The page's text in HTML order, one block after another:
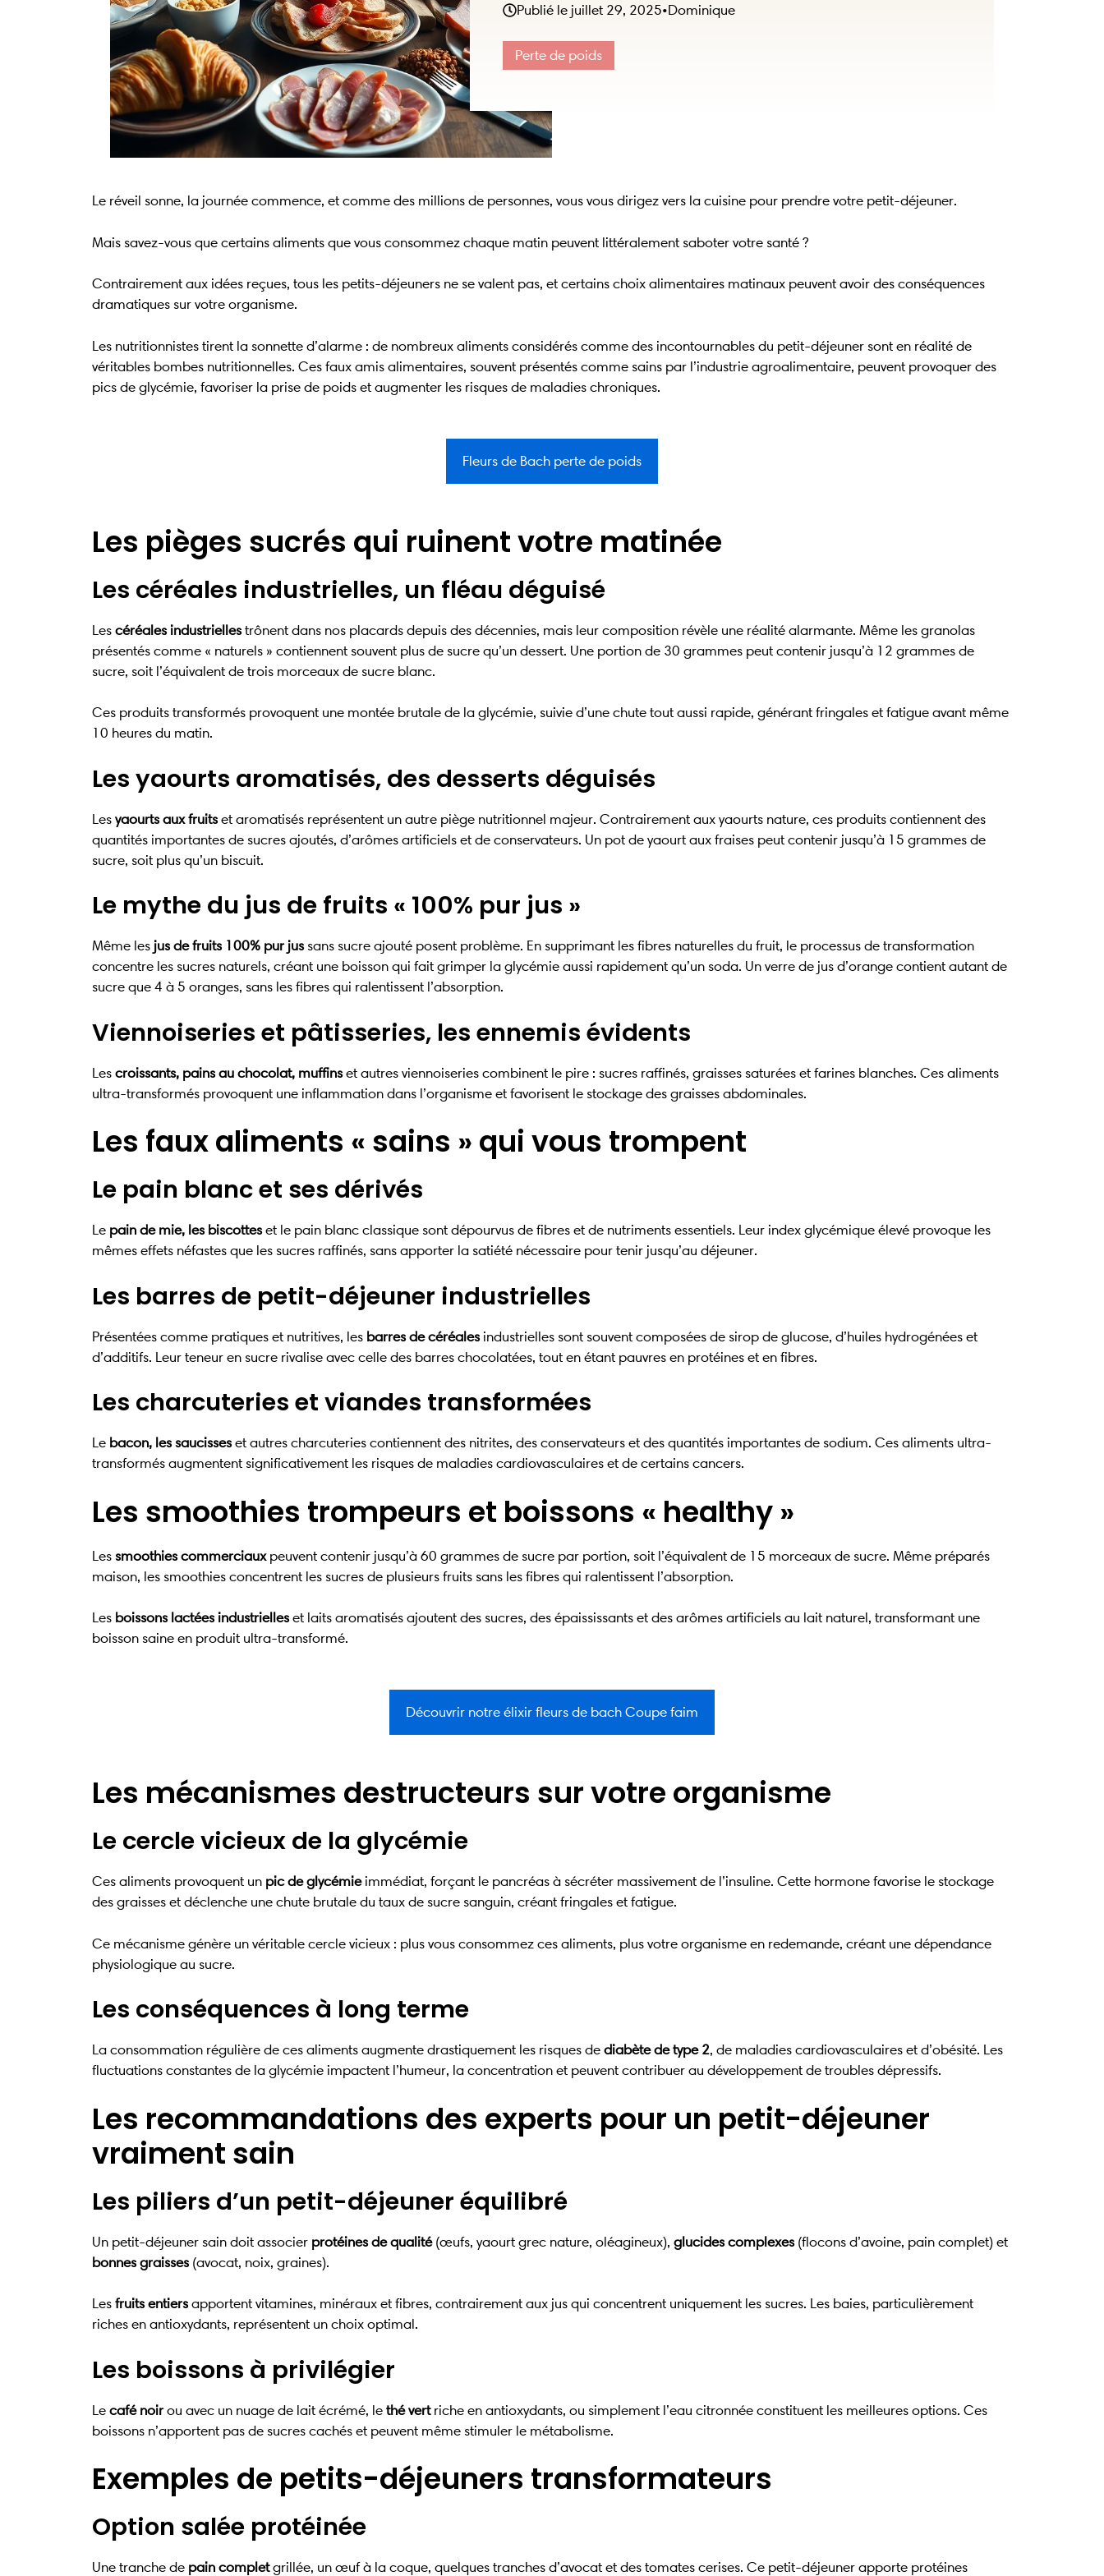
Publié le juillet 29, 2025•Dominique
Perte de poids
Le réveil sonne, la journée commence, et comme des millions de personnes, vous vous dirigez vers la cuisine pour prendre votre petit-déjeuner.
Mais savez-vous que certains aliments que vous consommez chaque matin peuvent littéralement saboter votre santé ?
Contrairement aux idées reçues, tous les petits-déjeuners ne se valent pas, et certains choix alimentaires matinaux peuvent avoir des conséquences
dramatiques sur votre organisme.
Les nutritionnistes tirent la sonnette d’alarme : de nombreux aliments considérés comme des incontournables du petit-déjeuner sont en réalité de
véritables bombes nutritionnelles. Ces faux amis alimentaires, souvent présentés comme sains par l’industrie agroalimentaire, peuvent provoquer des
pics de glycémie, favoriser la prise de poids et augmenter les risques de maladies chroniques.
Fleurs de Bach perte de poids
Les pièges sucrés qui ruinent votre matinée
Les céréales industrielles, un fléau déguisé
Les céréales industriellestrônent dans nos placards depuis des décennies, mais leur composition révèle une réalité alarmante. Même les granolas
présentés comme « naturels » contiennent souvent plus de sucre qu’un dessert. Une portion de 30 grammes peut contenir jusqu’à 12 grammes de
sucre, soit l’équivalent de trois morceaux de sucre blanc.
Ces produits transformés provoquent une montée brutale de la glycémie, suivie d’une chute tout aussi rapide, générant fringales et fatigue avant même
10 heures du matin.
Les yaourts aromatisés, des desserts déguisés
Les yaourts aux fruitset aromatisés représentent un autre piège nutritionnel majeur. Contrairement aux yaourts nature, ces produits contiennent des
quantités importantes de sucres ajoutés, d’arômes artificiels et de conservateurs. Un pot de yaourt aux fraises peut contenir jusqu’à 15 grammes de
sucre, soit plus qu’un biscuit.
Le mythe du jus de fruits « 100% pur jus »
Même les jus de fruits 100% pur jussans sucre ajouté posent problème. En supprimant les fibres naturelles du fruit, le processus de transformation
concentre les sucres naturels, créant une boisson qui fait grimper la glycémie aussi rapidement qu’un soda. Un verre de jus d’orange contient autant de
sucre que 4 à 5 oranges, sans les fibres qui ralentissent l’absorption.
Viennoiseries et pâtisseries, les ennemis évidents
Les croissants, pains au chocolat, muffinset autres viennoiseries combinent le pire : sucres raffinés, graisses saturées et farines blanches. Ces aliments
ultra-transformés provoquent une inflammation dans l’organisme et favorisent le stockage des graisses abdominales.
Les faux aliments « sains » qui vous trompent
Le pain blanc et ses dérivés
Le pain de mie, les biscotteset le pain blanc classique sont dépourvus de fibres et de nutriments essentiels. Leur index glycémique élevé provoque les
mêmes effets néfastes que les sucres raffinés, sans apporter la satiété nécessaire pour tenir jusqu’au déjeuner.
Les barres de petit-déjeuner industrielles
Présentées comme pratiques et nutritives, les barres de céréalesindustrielles sont souvent composées de sirop de glucose, d’huiles hydrogénées et
d’additifs. Leur teneur en sucre rivalise avec celle des barres chocolatées, tout en étant pauvres en protéines et en fibres.
Les charcuteries et viandes transformées
Le bacon, les saucisseset autres charcuteries contiennent des nitrites, des conservateurs et des quantités importantes de sodium. Ces aliments ultra-
transformés augmentent significativement les risques de maladies cardiovasculaires et de certains cancers.
Les smoothies trompeurs et boissons « healthy »
Les smoothies commerciauxpeuvent contenir jusqu’à 60 grammes de sucre par portion, soit l’équivalent de 15 morceaux de sucre. Même préparés
maison, les smoothies concentrent les sucres de plusieurs fruits sans les fibres qui ralentissent l’absorption.
Les boissons lactées industrielleset laits aromatisés ajoutent des sucres, des épaississants et des arômes artificiels au lait naturel, transformant une
boisson saine en produit ultra-transformé.
Découvrir notre élixir fleurs de bach Coupe faim
Les mécanismes destructeurs sur votre organisme
Le cercle vicieux de la glycémie
Ces aliments provoquent un pic de glycémieimmédiat, forçant le pancréas à sécréter massivement de l’insuline. Cette hormone favorise le stockage
des graisses et déclenche une chute brutale du taux de sucre sanguin, créant fringales et fatigue.
Ce mécanisme génère un véritable cercle vicieux : plus vous consommez ces aliments, plus votre organisme en redemande, créant une dépendance
physiologique au sucre.
Les conséquences à long terme
La consommation régulière de ces aliments augmente drastiquement les risques de diabète de type 2, de maladies cardiovasculaires et d’obésité. Les
fluctuations constantes de la glycémie impactent l’humeur, la concentration et peuvent contribuer au développement de troubles dépressifs.
Les recommandations des experts pour un petit-déjeuner
vraiment sain
Les piliers d’un petit-déjeuner équilibré
Un petit-déjeuner sain doit associer protéines de qualité(œufs, yaourt grec nature, oléagineux), glucides complexes(flocons d’avoine, pain complet) et
bonnes graisses(avocat, noix, graines).
Les fruits entiersapportent vitamines, minéraux et fibres, contrairement aux jus qui concentrent uniquement les sucres. Les baies, particulièrement
riches en antioxydants, représentent un choix optimal.
Les boissons à privilégier
Le café noir ou avec un nuage de lait écrémé, le thé vertriche en antioxydants, ou simplement l’eau citronnée constituent les meilleures options. Ces
boissons n’apportent pas de sucres cachés et peuvent même stimuler le métabolisme.
Exemples de petits-déjeuners transformateurs
Option salée protéinée
Une tranche de pain completgrillée, un œuf à la coque, quelques tranches d’avocat et des tomates cerises. Ce petit-déjeuner apporte protéines